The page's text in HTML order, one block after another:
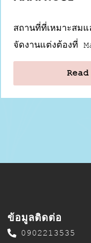
สถานที่ที่เหมาะสม
จัดงานแต่งต้องที่
ข้อมูลติดต่อ
0902213535